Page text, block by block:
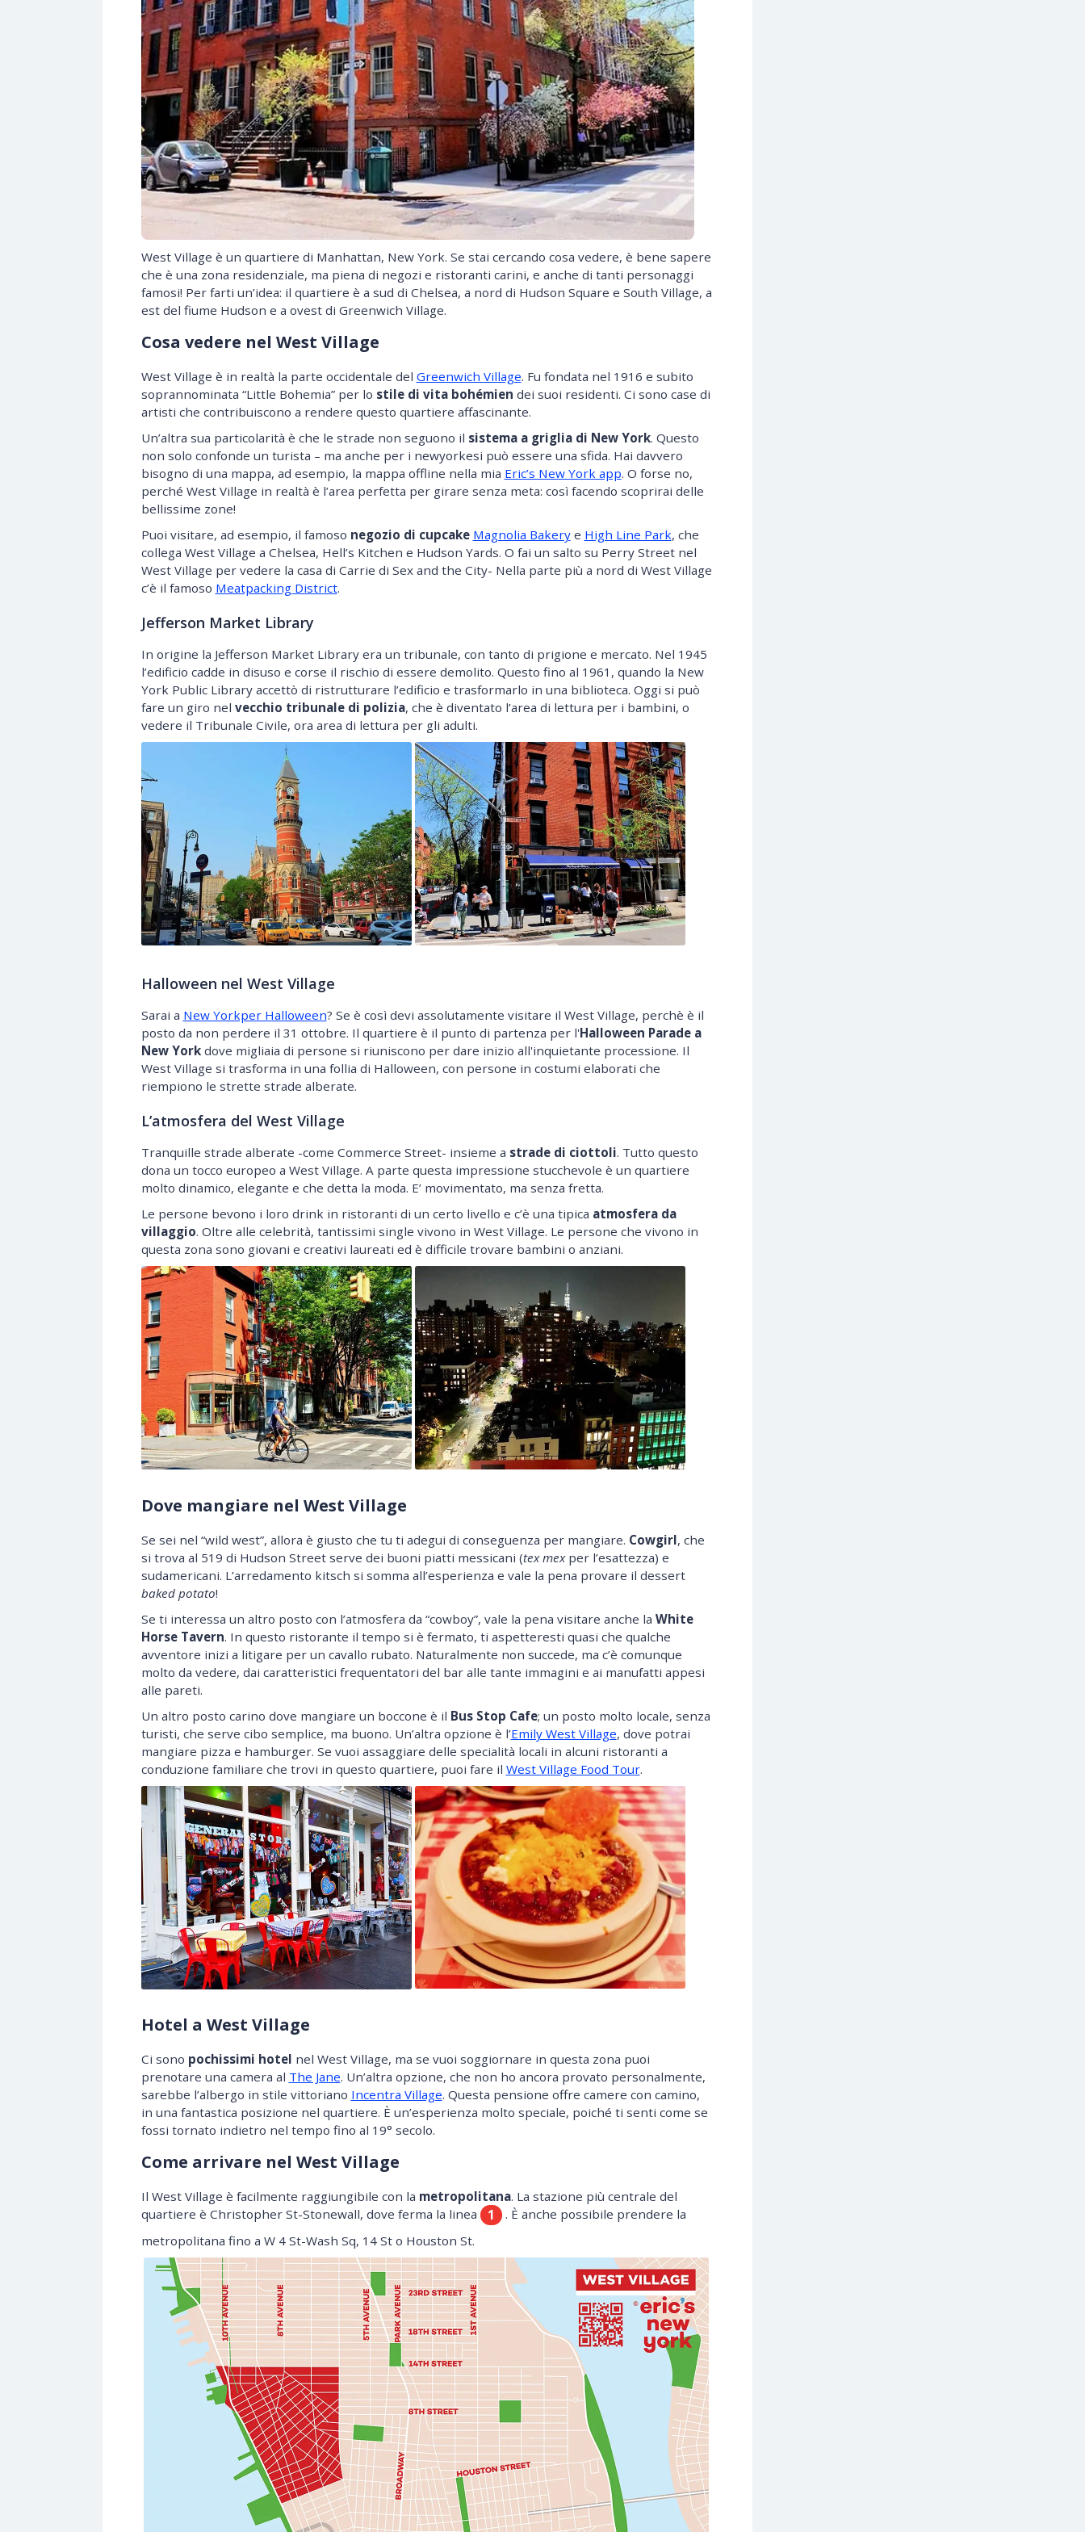
West Village è un quartiere di Manhattan, New York. Se stai cercando cosa vedere, è bene sapere
che è una zona residenziale, ma piena di negozi e ristoranti carini, e anche di tanti personaggi
famosi! Per farti un’idea: il quartiere è a sud di Chelsea, a nord di Hudson Square e South Village, a
est del fiume Hudson e a ovest di Greenwich Village.
Cosa vedere nel West Village
West Village è in realtà la parte occidentale del Greenwich Village. Fu fondata nel 1916 e subito
soprannominata “Little Bohemia” per lo stile di vita bohémien dei suoi residenti. Ci sono case di
artisti che contribuiscono a rendere questo quartiere affascinante.
Un’altra sua particolarità è che le strade non seguono il sistema a griglia di New York. Questo
non solo confonde un turista – ma anche per i newyorkesi può essere una sfida. Hai davvero
bisogno di una mappa, ad esempio, la mappa offline nella mia Eric’s New York app. O forse no,
perché West Village in realtà è l’area perfetta per girare senza meta: così facendo scoprirai delle
bellissime zone!
Puoi visitare, ad esempio, il famoso negozio di cupcake Magnolia Bakerye High Line Park, che
collega West Village a Chelsea, Hell’s Kitchen e Hudson Yards. O fai un salto su Perry Street nel
West Village per vedere la casa di Carrie di Sex and the City- Nella parte più a nord di West Village
c’è il famoso Meatpacking District.
Jefferson Market Library
In origine la Jefferson Market Library era un tribunale, con tanto di prigione e mercato. Nel 1945
l’edificio cadde in disuso e corse il rischio di essere demolito. Questo fino al 1961, quando la New
York Public Library accettò di ristrutturare l’edificio e trasformarlo in una biblioteca. Oggi si può
fare un giro nel vecchio tribunale di polizia, che è diventato l’area di lettura per i bambini, o
vedere il Tribunale Civile, ora area di lettura per gli adulti.
Halloween nel West Village
Sarai a New Yorkper Halloween? Se è così devi assolutamente visitare il West Village, perchè è il
posto da non perdere il 31 ottobre. Il quartiere è il punto di partenza per l'Halloween Parade a
New Yorkdove migliaia di persone si riuniscono per dare inizio all'inquietante processione. Il
West Village si trasforma in una follia di Halloween, con persone in costumi elaborati che
riempiono le strette strade alberate.
L’atmosfera del West Village
Tranquille strade alberate -come Commerce Street- insieme a strade di ciottoli. Tutto questo
dona un tocco europeo a West Village. A parte questa impressione stucchevole è un quartiere
molto dinamico, elegante e che detta la moda. E’ movimentato, ma senza fretta.
Le persone bevono i loro drink in ristoranti di un certo livello e c’è una tipica atmosfera da
villaggio. Oltre alle celebrità, tantissimi single vivono in West Village. Le persone che vivono in
questa zona sono giovani e creativi laureati ed è difficile trovare bambini o anziani.
Dove mangiare nel West Village
Se sei nel “wild west”, allora è giusto che tu ti adegui di conseguenza per mangiare. Cowgirl, che
si trova al 519 di Hudson Street serve dei buoni piatti messicani (tex mexper l’esattezza) e
sudamericani. L’arredamento kitsch si somma all’esperienza e vale la pena provare il dessert
baked potato!
Se ti interessa un altro posto con l’atmosfera da “cowboy”, vale la pena visitare anche la White
Horse Tavern. In questo ristorante il tempo si è fermato, ti aspetteresti quasi che qualche
avventore inizi a litigare per un cavallo rubato. Naturalmente non succede, ma c’è comunque
molto da vedere, dai caratteristici frequentatori del bar alle tante immagini e ai manufatti appesi
alle pareti.
Un altro posto carino dove mangiare un boccone è il Bus Stop Cafe; un posto molto locale, senza
turisti, che serve cibo semplice, ma buono. Un’altra opzione è l’Emily West Village, dove potrai
mangiare pizza e hamburger. Se vuoi assaggiare delle specialità locali in alcuni ristoranti a
conduzione familiare che trovi in questo quartiere, puoi fare il West Village Food Tour.
Hotel a West Village
Ci sono pochissimi hotel nel West Village, ma se vuoi soggiornare in questa zona puoi
prenotare una camera al The Jane. Un’altra opzione, che non ho ancora provato personalmente,
sarebbe l’albergo in stile vittoriano Incentra Village. Questa pensione offre camere con camino,
in una fantastica posizione nel quartiere. È un’esperienza molto speciale, poiché ti senti come se
fossi tornato indietro nel tempo fino al 19° secolo.
Come arrivare nel West Village
Il West Village è facilmente raggiungibile con la metropolitana. La stazione più centrale del
quartiere è Christopher St-Stonewall, dove ferma la linea
1
. È anche possibile prendere la
metropolitana fino a W 4 St-Wash Sq, 14 St o Houston St.